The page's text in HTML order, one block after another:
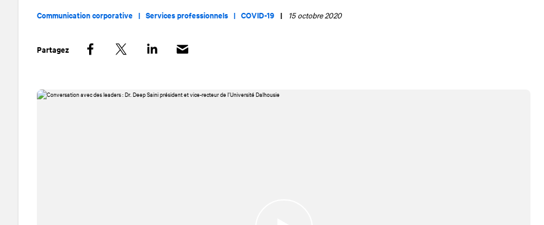
Communication corporative | Services professionnels | COVID-19 | 15 octobre 2020
Partagez